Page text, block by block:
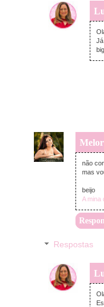
não
mas
beijo
A mina
Respostas